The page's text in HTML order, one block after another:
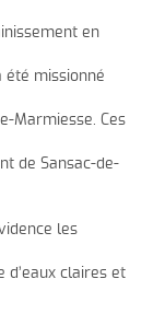
en
été missionné
Marmiesse. Ces
de Sansac-de-
les
d’eaux claires et